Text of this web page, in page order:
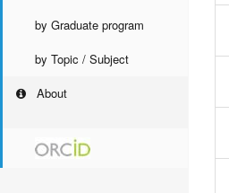
by Graduate program
by Topic / Subject
About